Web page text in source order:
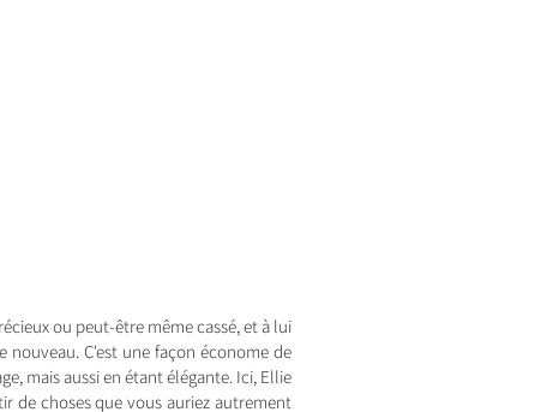
ou peut-être même cassé, et à lui
C'est une façon économe de
mais aussi en étant élégante. Ici, Ellie
de choses que vous auriez autrement